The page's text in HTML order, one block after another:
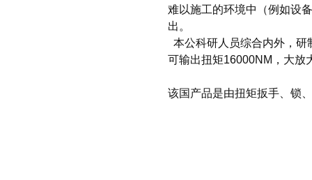
难以施工的环境中（例如设
出。
本公科研人员综合内外，
可输出扭矩16000NM，大放
该国产品是由扭矩扳手、锁